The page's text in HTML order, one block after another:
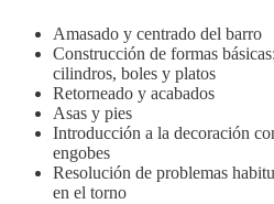
Amasado y centrado del barro
Construcción de formas básicas:
cilindros, boles y platos
Retorneado y acabados
Asas y pies
Introducción a la decoración
engobes
Resolución de problemas
en el torno